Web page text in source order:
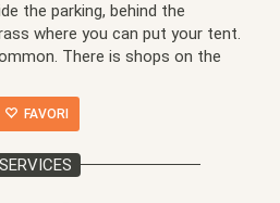
the parking, behind the
where you can put your tent.
There is shops on the
FAVORI
SERVICES